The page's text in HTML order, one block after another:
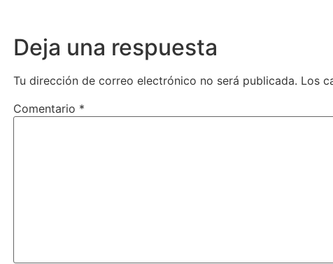
Deja una respuesta
Tu dirección de correo electrónico no será publicada. Los
Comentario *